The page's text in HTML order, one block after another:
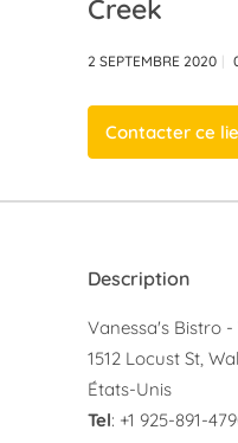
Creek
2 SEPTEMBRE 2020
Contacter ce
Description
Vanessa's Bistro
1512 Locust St,
États-Unis
Tel: +1 925-891-